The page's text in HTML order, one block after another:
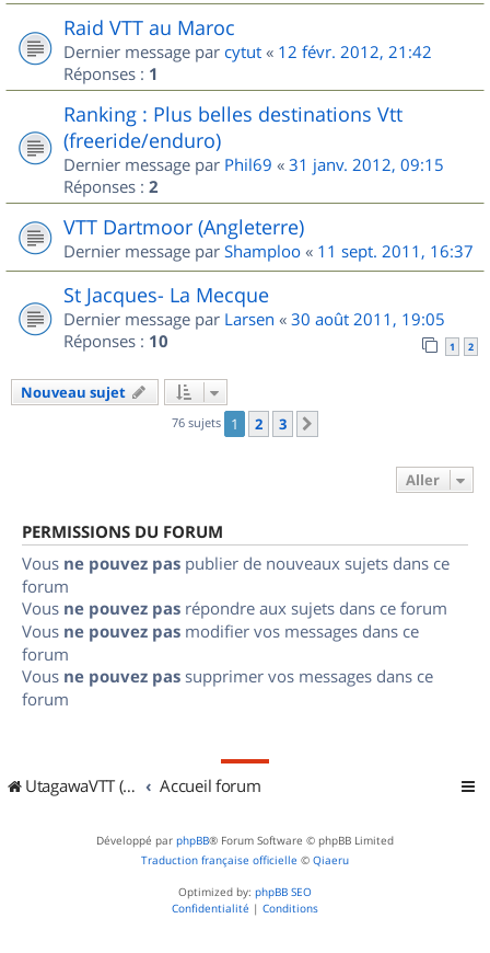
Raid VTT au Maroc
Dernier message par cytut « 12 févr. 2012, 21:42
Réponses : 1
Ranking : Plus belles destinations Vtt
(freeride/enduro)
Dernier message par Phil69 « 31 janv. 2012, 09:15
Réponses : 2
VTT Dartmoor (Angleterre)
Dernier message par Shamploo « 11 sept. 2011, 16:37
St Jacques- La Mecque
Dernier message par Larsen « 30 août 2011, 19:05
Réponses : 10 1 2
Nouveau sujet
76 sujets 1 2 3
Aller
PERMISSIONS DU FORUM
Vous ne pouvez pas publier de nouveaux sujets dans ce
forum
Vous ne pouvez pas répondre aux sujets dans ce forum
Vous ne pouvez pas modifier vos messages dans ce
forum
Vous ne pouvez pas supprimer vos messages dans ce
forum
UtagawaVTT (Randos VTT et VTTAE avec traces GPS) Accueil forum
Développé par phpBB® Forum Software © phpBB Limited
Traduction française officielle © Qiaeru
Optimized by: phpBB SEO
Confidentialité | Conditions